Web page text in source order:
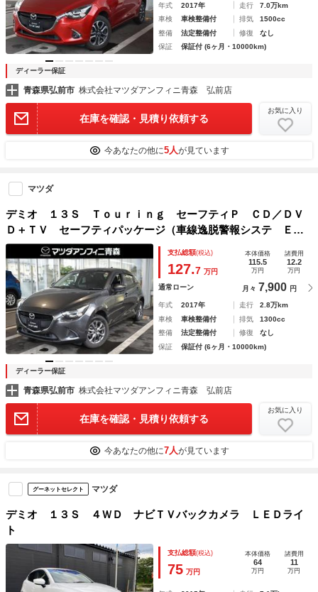
年式 2017年 走行
7.0万km
車検
車検整備付 排気
1500cc
整備
法定整備付 修復
なし
保証
保証付 (6ヶ月・10000km)
ディーラー保証
青森県弘前市 株式会社マツダアンフィニ青森 弘前店
在庫を確認・見積り依頼する
お気に入り
今あなたの他に5人が見ています
マツダ
デミオ １３Ｓ Ｔｏｕｒｉｎｇ セーフティＰ ＣＤ／ＤＶ
Ｄ＋ＴＶ セーフティパッケージ（車線逸脱警報システ ＥＴ
Ｃ車載器 盗難防止システム 衝突軽減 オートハイビーム
Ｂｌｕｅｔｏｏｔｈオーディオ ＬＥＤヘッドランプ ＡＢ
Ｓ 衝突安全ボディ ＥＳＣ フルセグ ４ＷＤ
支払総額(税込)
127.7 万円
本体価格
115.5
万円
諸費用
12.2
万円
通常ローン 月々 7,900 円
年式 2017年 走行
2.8万km
車検
車検整備付 排気
1300cc
整備
法定整備付 修復
なし
保証
保証付 (6ヶ月・10000km)
ディーラー保証
青森県弘前市 株式会社マツダアンフィニ青森 弘前店
在庫を確認・見積り依頼する
お気に入り
今あなたの他に7人が見ています
グーネットセレクト マツダ
デミオ １３Ｓ ４ＷＤ ナビＴＶバックカメラ ＬＥＤライ
ト
支払総額(税込)
75 万円
本体価格
64
万円
諸費用
11
万円